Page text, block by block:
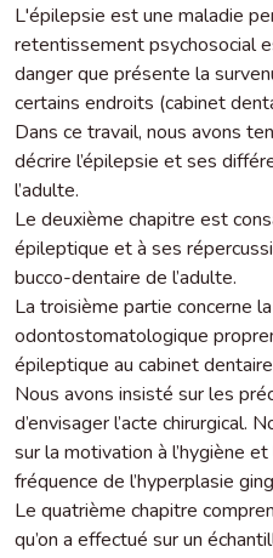
L'épilepsie est une maladie
retentissement psychosocial
danger que présente la
certains endroits (cabinet
Dans ce travail, nous avons
décrire l’épilepsie et ses
l’adulte.
Le deuxième chapitre est
épileptique et à ses
bucco-dentaire de l’adulte.
La troisième partie concerne
odontostomatologique
épileptique au cabinet
Nous avons insisté sur les
d’envisager l’acte chirurgical.
sur la motivation à l’hygiène
fréquence de l’hyperplasie
Le quatrième chapitre
qu’on a effectué sur un